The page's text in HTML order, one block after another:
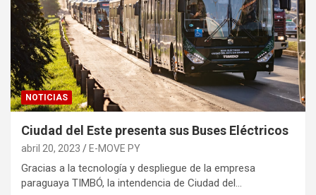
NOTICIAS
Ciudad del Este presenta sus Buses Eléctricos
abril 20, 2023 E-MOVE PY
Gracias a la tecnología y despliegue de la empresa
paraguaya TIMBÓ, la intendencia de Ciudad del…